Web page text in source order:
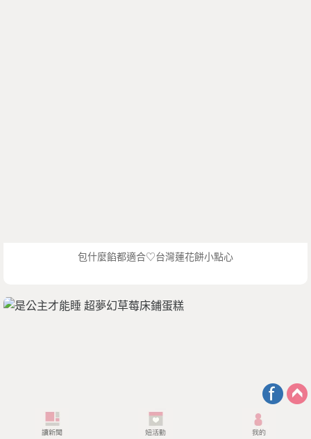
包什麼餡都適合♡台灣蓮花餅小點心